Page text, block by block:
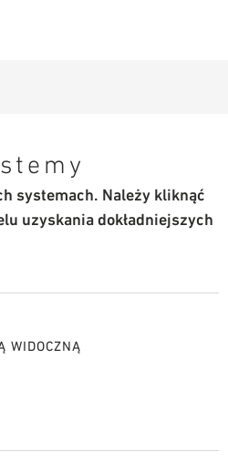
systemach. Należy kliknąć
uzyskania dokładniejszych
WIDOCZNĄ